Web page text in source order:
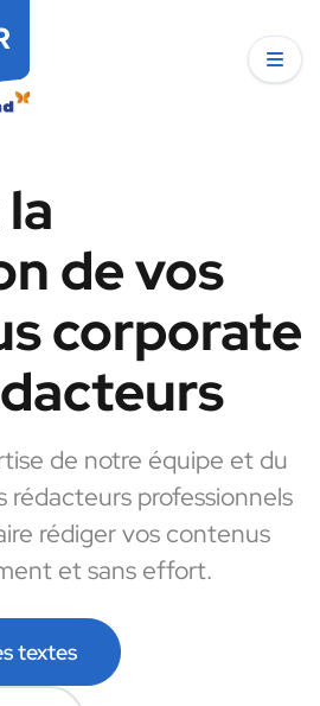
de vos
corporate
de notre équipe et du
rédacteurs professionnels
rédiger vos contenus
et sans effort.
textes